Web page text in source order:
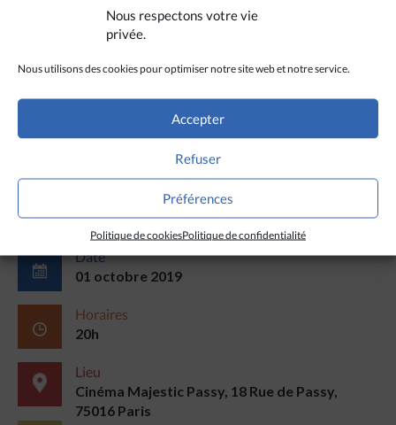
Nous respectons votre vie
privée.
Nous utilisons des cookies pour optimiser notre site web et notre service.
Accepter
Refuser
Préférences
Politique de cookiesPolitique de confidentialité
Orawa Production / Progressif
media– Délégation de productionVolontariat
Date
01 octobre 2019
Horaires
20h
Lieu
Cinéma Majestic Passy, 18 Rue de Passy,
75016 Paris